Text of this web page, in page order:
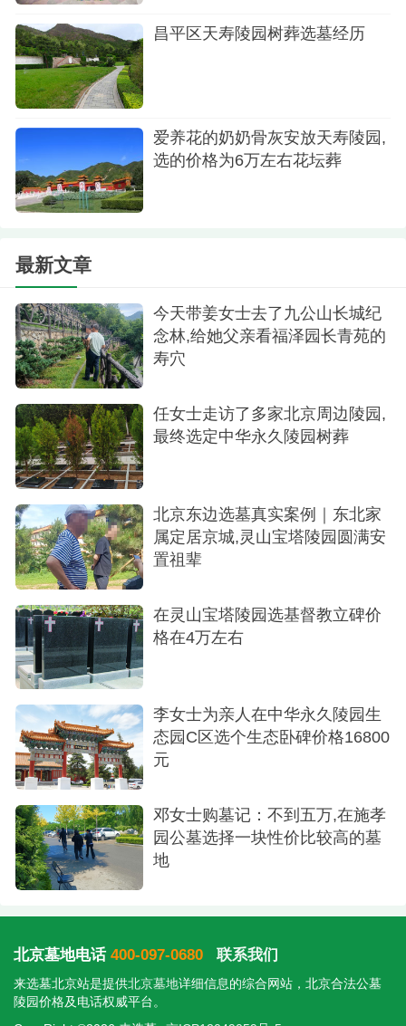
陵园一角
第三天：景仰园之行
第三天，我踏上了前往景仰园的旅程。景仰园
的树葬墓碑设计颇具特色，每一座墓碑都与周围的
树木融为一体，形成了一道独特的风景线。然而，
在仔细考察后，我发现景仰园的树葬区域相对紧
凑，墓碑之间的距离较近，可能不利于家人的祭拜
活动。此外，陵园的整体氛围略显庄重严肃，不太
第四天：天寿陵园终定心
经过前三天的考察与比较，我决定再次回到天
寿陵园进行深入的了解。这一次，我特意邀请了家
人一同前往。在天寿陵园，我们再次参观了树葬区
域，仔细查看了每一座墓碑的设计和材质。工作人
员耐心地解答了我们所有的疑问，并提供了详细的
报价和服务内容。经过一番商议，我们最终决定在
天寿陵园选择一处树葬墓碑。这里的环境优美、管
理规范、交通便利，完全符合我们的期望。
昌平区天寿陵园树葬选墓经历
爱养花的奶奶骨灰安放天寿陵园,
选的价格为6万左右花坛葬
最新文章
今天带姜女士去了九公山长城纪
念林,给她父亲看福泽园长青苑的
寿穴
任女士走访了多家北京周边陵园,
最终选定中华永久陵园树葬
北京东边选墓真实案例｜东北家
属定居京城,灵山宝塔陵园圆满安
置祖辈
在灵山宝塔陵园选基督教立碑价
格在4万左右
李女士为亲人在中华永久陵园生
态园C区选个生态卧碑价格16800
元
邓女士购墓记：不到五万,在施孝
园公墓选择一块性价比较高的墓
地
北京墓地电话 400-097-0680 联系我们
来选墓北京站是提供北京墓地详细信息的综合网站，北京合法公墓
陵园价格及电话权威平台。